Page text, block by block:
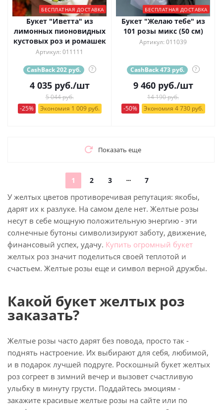
БЕСПЛАТНАЯ ДОСТАВКА
Букет "Иветта" из
лимонных пионовидных
кустовых роз и ромашек
Артикул: 011111
CashBack 202 руб. ?
4 035руб./шт
5 044 руб.
-25%
Экономия 1 009 руб.
БЕСПЛАТНАЯ ДОСТАВКА
Букет "Желаю тебе" из
101 розы микс (50 см)
Артикул: 011039
CashBack 473 руб. ?
9 460руб./шт
14 190 руб.
-50%
Экономия 4 730 руб.
Показать еще
1 2 3 7
У желтых цветов противоречивая репутация: якобы,
дарят их к разлуке. На самом деле нет. Желтые розы
несут в себе мощную положительную энергию - эти
солнечные бутоны символизируют заботу, движение,
финансовый успех, удачу. Купить огромный букет
желтых роз значит поделиться своей теплотой и
счастьем. Желтые розы еще и символ верной дружбы.
Какой букет желтых роз
заказать?
Желтые розы часто дарят без повода, просто так -
поднять настроение. Их выбирают для себя, любимой,
и в подарок лучшей подруге. Роскошный букет желтых
роз согреет в зимний вечер и вызовет счастливую
улыбку в минуту грусти. Поддайтесь эмоциям -
закажите красивые желтые розы на сайте или по